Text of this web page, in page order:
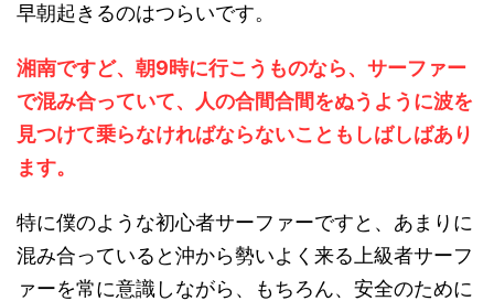
早朝起きるのはつらいです。
湘南ですど、朝9時に行こうものなら、サーファー
で混み合っていて、人の合間合間をぬうように波を
見つけて乗らなければならないこともしばしばあり
ます。
特に僕のような初心者サーファーですと、あまりに
混み合っていると沖から勢いよく来る上級者サーフ
ァーを常に意識しながら、もちろん、安全のために